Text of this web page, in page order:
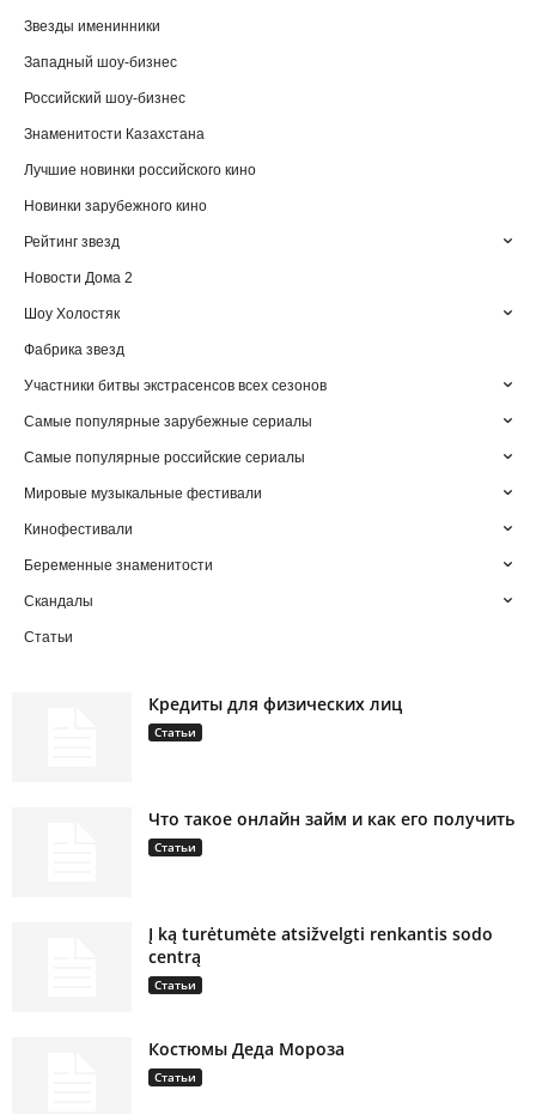
Звезды именинники
Западный шоу-бизнес
Российский шоу-бизнес
Знаменитости Казахстана
Лучшие новинки российского кино
Новинки зарубежного кино
Рейтинг звезд
Новости Дома 2
Шоу Холостяк
Фабрика звезд
Участники битвы экстрасенсов всех сезонов
Самые популярные зарубежные сериалы
Самые популярные российские сериалы
Мировые музыкальные фестивали
Кинофестивали
Беременные знаменитости
Скандалы
Статьи
Кредиты для физических лиц
Статьи
Что такое онлайн займ и как его получить
Статьи
Į ką turėtumėte atsižvelgti renkantis sodo
centrą
Статьи
Костюмы Деда Мороза
Статьи